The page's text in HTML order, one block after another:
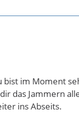
bist im Moment
das Jammern
ins Abseits.